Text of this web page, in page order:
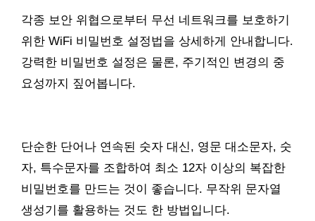
각종 보안 위협으로부터 무선 네트워크를 보호하기
위한 WiFi 비밀번호 설정법을 상세하게 안내합니다.
강력한 비밀번호 설정은 물론, 주기적인 변경의 중
요성까지 짚어봅니다.
단순한 단어나 연속된 숫자 대신, 영문 대소문자, 숫
자, 특수문자를 조합하여 최소 12자 이상의 복잡한
비밀번호를 만드는 것이 좋습니다. 무작위 문자열
생성기를 활용하는 것도 한 방법입니다.